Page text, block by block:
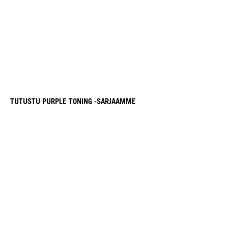
TUTUSTU PURPLE TONING -SARJAAMME